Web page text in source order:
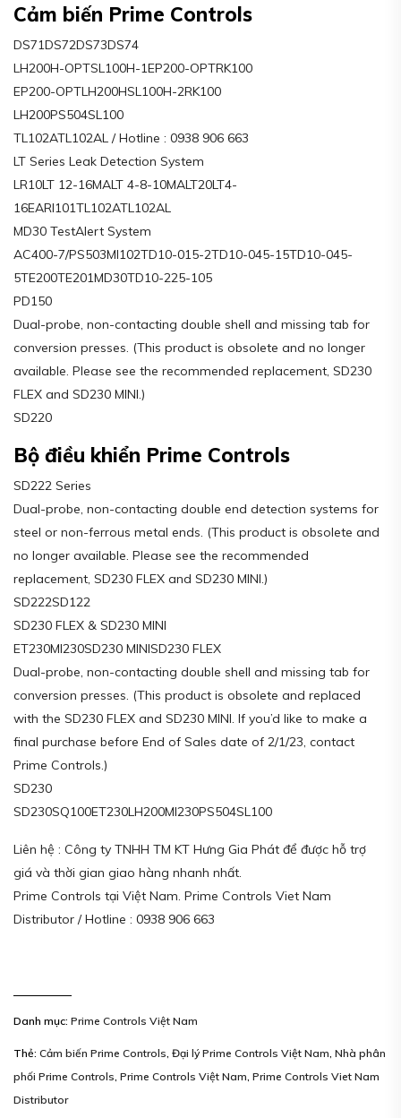
Cảm biến Prime Controls
DS71DS72DS73DS74
LH200H-OPTSL100H-1EP200-OPTRK100
EP200-OPTLH200HSL100H-2RK100
LH200PS504SL100
TL102ATL102AL / Hotline : 0938 906 663
LT Series Leak Detection System
LR10LT 12-16MALT 4-8-10MALT20LT4-
16EARI101TL102ATL102AL
MD30 TestAlert System
AC400-7/PS503MI102TD10-015-2TD10-045-15TD10-045-
5TE200TE201MD30TD10-225-105
PD150
Dual-probe, non-contacting double shell and missing tab for
conversion presses. (This product is obsolete and no longer
available. Please see the recommended replacement, SD230
FLEX and SD230 MINI.)
SD220
Bộ điều khiển Prime Controls
SD222 Series
Dual-probe, non-contacting double end detection systems for
steel or non-ferrous metal ends. (This product is obsolete and
no longer available. Please see the recommended
replacement, SD230 FLEX and SD230 MINI.)
SD222SD122
SD230 FLEX & SD230 MINI
ET230MI230SD230 MINISD230 FLEX
Dual-probe, non-contacting double shell and missing tab for
conversion presses. (This product is obsolete and replaced
with the SD230 FLEX and SD230 MINI. If you’d like to make a
final purchase before End of Sales date of 2/1/23, contact
Prime Controls.)
SD230
SD230SQ100ET230LH200MI230PS504SL100
Liên hệ : Công ty TNHH TM KT Hưng Gia Phát để được hỗ trợ
giá và thời gian giao hàng nhanh nhất.
Prime Controls tại Việt Nam. Prime Controls Viet Nam
Distributor / Hotline : 0938 906 663
Danh mục: Prime Controls Việt Nam
Thẻ: Cảm biến Prime Controls Đại lý Prime Controls Việt Nam Nhà phân
phối Prime Controls Prime Controls Việt Nam Prime Controls Viet Nam
Distributor